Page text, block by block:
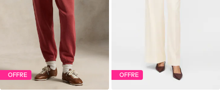
OFFRE OFFRE